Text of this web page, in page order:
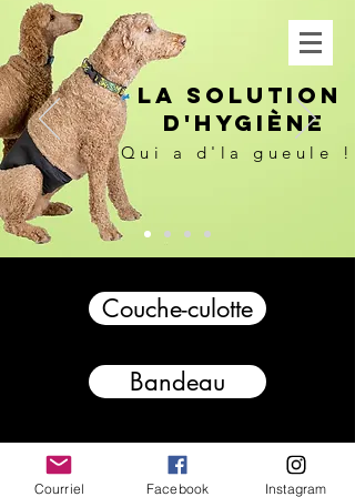
La solution
d'hygiène
Qui a d'la gueule !
Couche-culotte
Bandeau
Courriel Facebook Instagram